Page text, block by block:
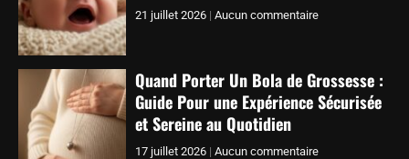
21 juillet 2026 Aucun commentaire
Quand Porter Un Bola de Grossesse :
Guide Pour une Expérience Sécurisée
et Sereine au Quotidien
17 juillet 2026 Aucun commentaire